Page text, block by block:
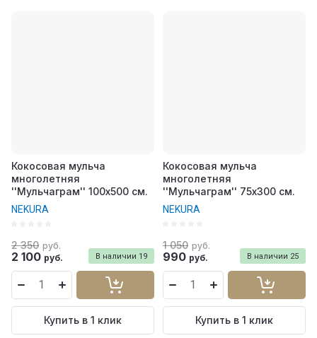
Кокосовая мульча
многолетняя
''Мульчаграм'' 100х500 см.
NEKURA
В наличии 19
2 350 руб.
2 100 руб.
Купить в 1 клик
Кокосовая мульча
многолетняя
''Мульчаграм'' 75х300 см.
NEKURA
В наличии 25
1 050 руб.
990 руб.
Купить в 1 клик